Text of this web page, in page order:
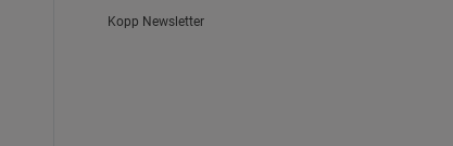
Kopp Newsletter